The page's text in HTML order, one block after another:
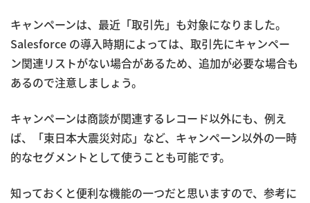
キャンペーンは、最近「取引先」も対象になりました。
Salesforce の導入時期によっては、取引先にキャンペー
ン関連リストがない場合があるため、追加が必要な場合も
あるので注意しましょう。
キャンペーンは商談が関連するレコード以外にも、例え
ば、「東日本大震災対応」など、キャンペーン以外の一時
的なセグメントとして使うことも可能です。
知っておくと便利な機能の一つだと思いますので、参考に